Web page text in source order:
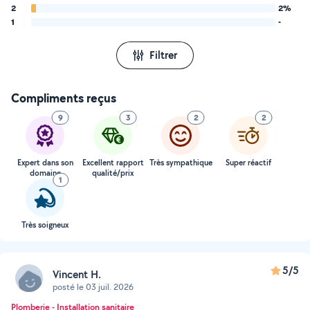
2
2%
1
-
Filtrer
Compliments reçus
9
Expert dans son
domaine
3
Excellent rapport
qualité/prix
2
Très sympathique
2
Super réactif
1
Très soigneux
Vincent H.
posté le 03 juil. 2026
5/5
Plomberie - Installation sanitaire